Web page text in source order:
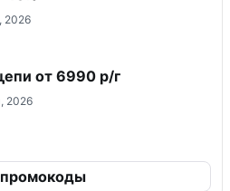
2026
от 6990 р/г
2026